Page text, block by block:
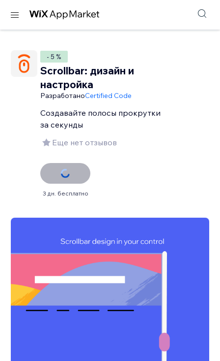
- 5 %
Scrollbar: дизайн и
настройка
РазработаноCertified Code
Создавайте полосы прокрутки
за секунды
Еще нет отзывов
3 дн. бесплатно